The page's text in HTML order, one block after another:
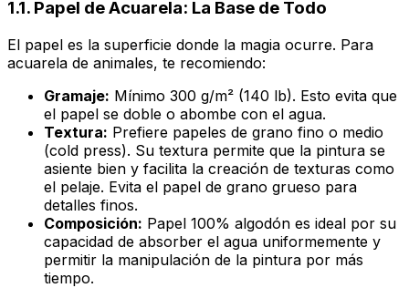
1.1. Papel de Acuarela: La Base de Todo
El papel es la superficie donde la magia ocurre. Para
acuarela de animales, te recomiendo:
Gramaje: Mínimo 300 g/m² (140 lb). Esto evita que
el papel se doble o abombe con el agua.
Textura: Prefiere papeles de grano fino o medio
(cold press). Su textura permite que la pintura se
asiente bien y facilita la creación de texturas como
el pelaje. Evita el papel de grano grueso para
detalles finos.
Composición: Papel 100% algodón es ideal por su
capacidad de absorber el agua uniformemente y
permitir la manipulación de la pintura por más
tiempo.